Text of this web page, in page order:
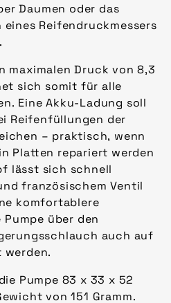
Daumen oder das
Reifendruckmessers
maximalen Druck von 8,3
sich somit für alle
Eine Akku-Ladung soll
Reifenfüllungen der
– praktisch, wenn
Platten repariert werden
lässt sich schnell
französischem Ventil
komfortablere
über den
auch auf
werden.
Pumpe 83 x 33 x 52
von 151 Gramm.